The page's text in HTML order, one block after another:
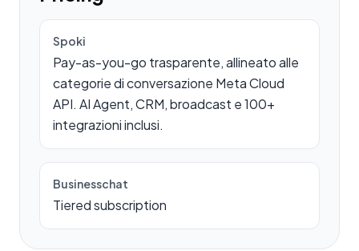
Spoki
Pay-as-you-go trasparente, allineato alle
categorie di conversazione Meta Cloud
API. AI Agent, CRM, broadcast e 100+
integrazioni inclusi.
Businesschat
Tiered subscription